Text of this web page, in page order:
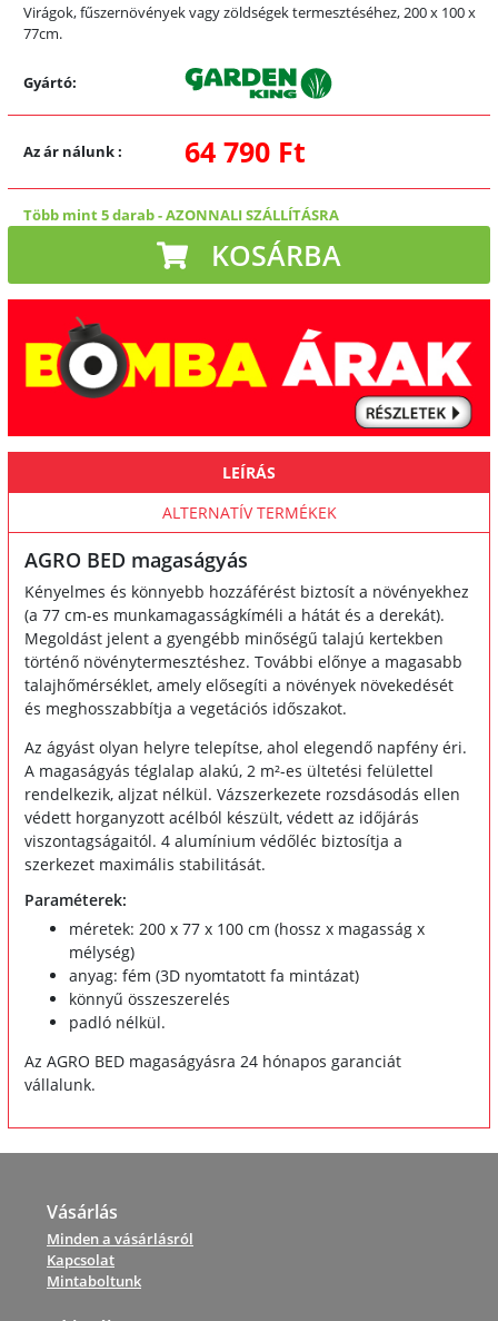
Virágok, fűszernövények vagy zöldségek termesztéséhez, 200 x 100 x
77cm.
Gyártó:
Az ár nálunk: 64 790 Ft
Több mint 5 darab-AZONNALI SZÁLLÍTÁSRA
KOSÁRBA
LEÍRÁS
ALTERNATÍV TERMÉKEK
AGRO BED magaságyás
Kényelmes és könnyebb hozzáférést biztosít a növényekhez
(a 77 cm-es munkamagasságkíméli a hátát és a derekát).
Megoldást jelent a gyengébb minőségű talajú kertekben
történő növénytermesztéshez. További előnye a magasabb
talajhőmérséklet, amely elősegíti a növények növekedését
és meghosszabbítja a vegetációs időszakot.
Az ágyást olyan helyre telepítse, ahol elegendő napfény éri.
A magaságyás téglalap alakú, 2 m²-es ültetési felülettel
rendelkezik, aljzat nélkül. Vázszerkezete rozsdásodás ellen
védett horganyzott acélból készült, védett az időjárás
viszontagságaitól. 4 alumínium védőléc biztosítja a
szerkezet maximális stabilitását.
Paraméterek:
méretek: 200 x 77 x 100 cm (hossz x magasság x
mélység)
anyag: fém (3D nyomtatott fa mintázat)
könnyű összeszerelés
padló nélkül.
Az AGRO BED magaságyásra 24 hónapos garanciát
vállalunk.
Vásárlás
Minden a vásárlásról
Kapcsolat
Mintaboltunk